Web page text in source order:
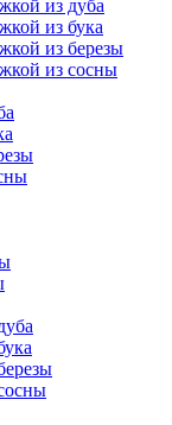
из дуба
из бука
из березы
из сосны